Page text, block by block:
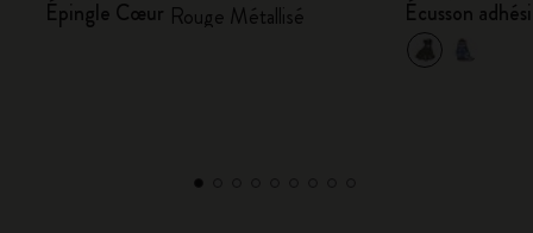
Épingle Cœur Rouge Métallisé Écusson